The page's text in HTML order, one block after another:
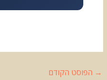
→ הפוסט הקודם